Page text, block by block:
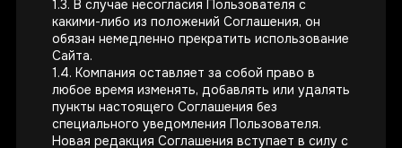
1.3. В случае несогласия Пользователя с
какими-либо из положений Соглашения, он
обязан немедленно прекратить использование
Сайта.
1.4. Компания оставляет за собой право в
любое время изменять, добавлять или удалять
пункты настоящего Соглашения без
специального уведомления Пользователя.
Новая редакция Соглашения вступает в силу с